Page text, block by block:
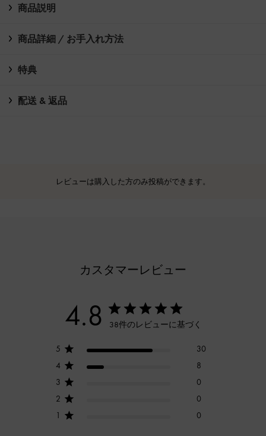
商品説明
商品詳細 / お手入れ方法
特典
配送 & 返品
レビューは購入した方のみ投稿ができます。
カスタマーレビュー
4.8 38件のレビューに基づく
5
30
4
8
3
0
2
0
1
0